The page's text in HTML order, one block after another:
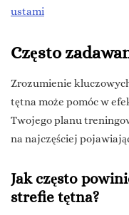
ustami
Często
Zrozumienie
tętna może pomóc w
Twojego planu
na najczęściej
Jak często
strefie tętna?